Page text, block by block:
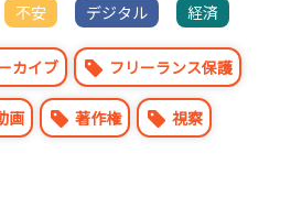
不安 デジタル 経済
カイブ フリーランス保護
画 著作権 視察